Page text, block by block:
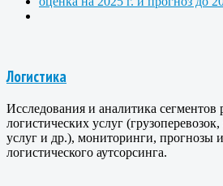
Логистика
Исследования и аналитика сегментов
логистических услуг
услуг и др.), мониторинги, прогнозы
логистического аутсорсинга.